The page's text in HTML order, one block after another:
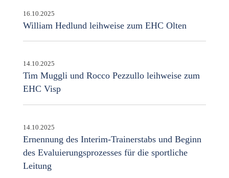
16.10.2025
William Hedlund leihweise zum EHC Olten
14.10.2025
Tim Muggli und Rocco Pezzullo leihweise zum
EHC Visp
14.10.2025
Ernennung des Interim-Trainerstabs und Beginn
des Evaluierungsprozesses für die sportliche
Leitung